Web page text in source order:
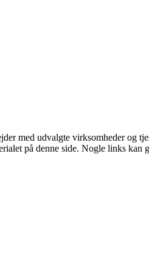
med udvalgte virksomheder og
på denne side. Nogle links